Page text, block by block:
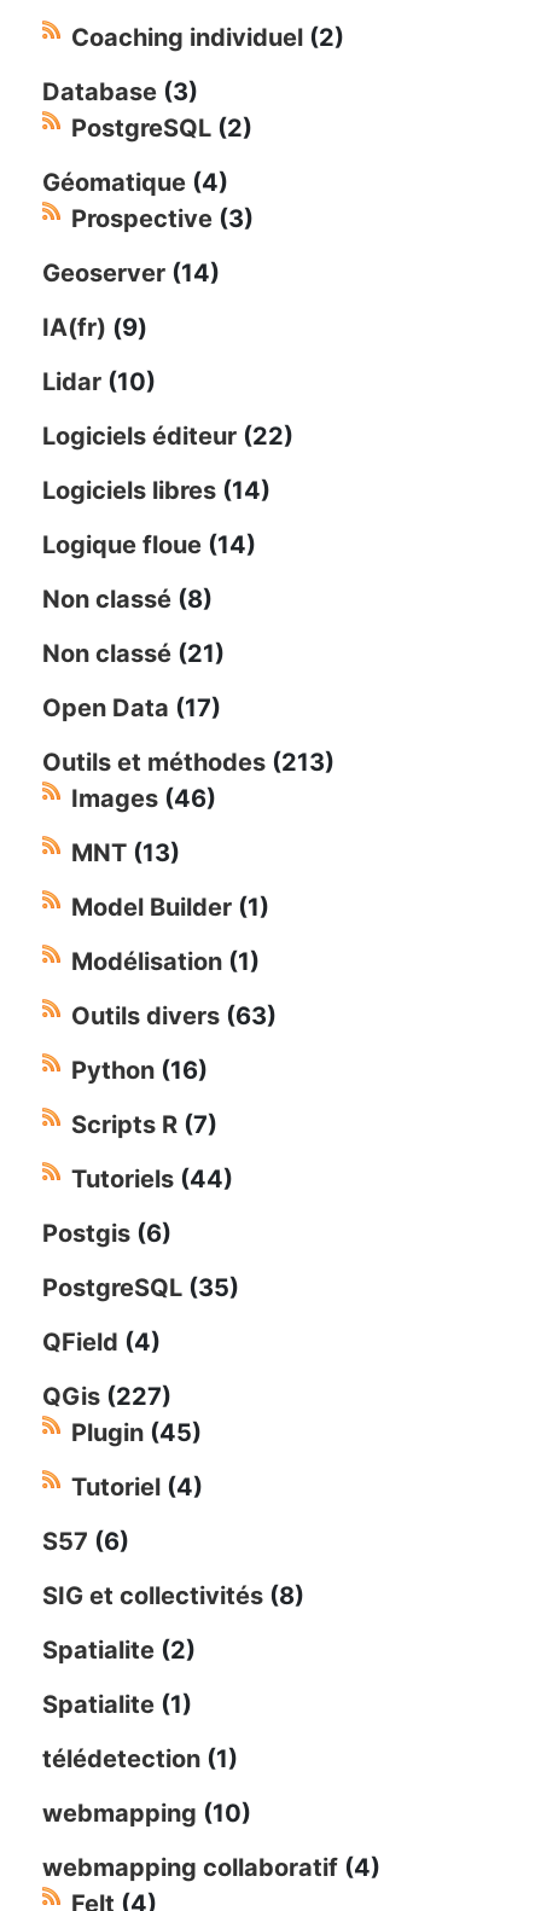
Coaching individuel (2)
Database (3)
PostgreSQL (2)
Géomatique (4)
Prospective (3)
Geoserver (14)
IA(fr) (9)
Lidar (10)
Logiciels éditeur (22)
Logiciels libres (14)
Logique floue (14)
Non classé (8)
Non classé (21)
Open Data (17)
Outils et méthodes (213)
Images (46)
MNT (13)
Model Builder (1)
Modélisation (1)
Outils divers (63)
Python (16)
Scripts R (7)
Tutoriels (44)
Postgis (6)
PostgreSQL (35)
QField (4)
QGis (227)
Plugin (45)
Tutoriel (4)
S57 (6)
SIG et collectivités (8)
Spatialite (2)
Spatialite (1)
télédetection (1)
webmapping (10)
webmapping collaboratif (4)
Felt (4)